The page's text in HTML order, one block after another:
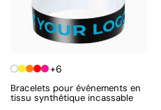
+6
Bracelets pour événements en
tissu synthétique incassable